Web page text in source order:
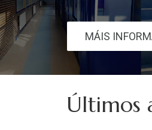
MÁIS
Últimos